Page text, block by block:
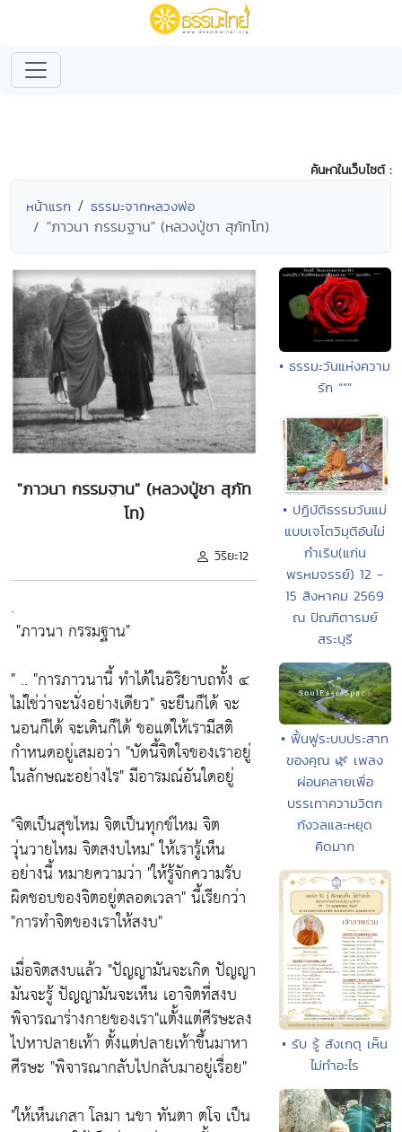
ค้นหาในเว็บไซต์ :
หน้าแรก ธรรมะจากหลวงพ่อ
"ภาวนา กรรมฐาน" (หลวงปู่ชา สุภัทโท)
"ภาวนา กรรมฐาน" (หลวงปู่ชา สุภัท
โท)
วิริยะ12
.
"ภาวนา กรรมฐาน"
" .. "การภาวนานี้ ทำได้ในอิริยาบถทั้ง ๔
ไม่ใช่ว่าจะนั่งอย่างเดียว"จะยืนก็ได้ จะ
นอนก็ได้ จะเดินก็ได้ ขอแต่ให้เรามีสติ
กำหนดอยู่เสมอว่า "บัดนี้จิตใจของเราอยู่
ในลักษณะอย่างไร"มีอารมณ์อันใดอยู่
"จิตเป็นสุขไหม จิตเป็นทุกข์ไหม จิต
วุ่นวายไหม จิตสงบไหม"ให้เรารู้เห็น
อย่างนี้ หมายความว่า "ให้รู้จักความรับ
ผิดชอบของจิตอยู่ตลอดเวลา"นี้เรียกว่า
"การทำจิตของเราให้สงบ"
เมื่อจิตสงบแล้ว "ปัญญามันจะเกิด ปัญญา
มันจะรู้ ปัญญามันจะเห็น เอาจิตที่สงบ
พิจารณาร่างกายของเรา"แตั้งแต่ศีรษะลง
ไปหาปลายเท้า ตั้งแต่ปลายเท้าขึ้นมาหา
ศีรษะ "พิจารณากลับไปกลับมาอยู่เรื่อย"
"ให้เห็นเกสา โลมา นขา ทันตา ตโจ เป็น
• ธรรมะวันแห่งความ
รัก “””
• ปฏิบัติธรรมวันแม่
แบบเจโตวิมุติอันไม่
กำเริบ(แก่น
พรหมจรรย์) 12 -
15 สิงหาคม 2569
ณ ปัณฑิตารมย์
สระบุรี
• ฟื้นฟูระบบประสาท
ของคุณ 🌿 เพลง
ผ่อนคลายเพื่อ
บรรเทาความวิตก
กังวลและหยุด
คิดมาก
• รับ รู้ สังเกตุ เห็น
ไม่ทำอะไร